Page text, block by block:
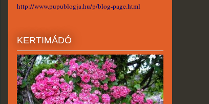
http://www.pupublogja.hu/p/blog-page.html
KERTIMÁDÓ